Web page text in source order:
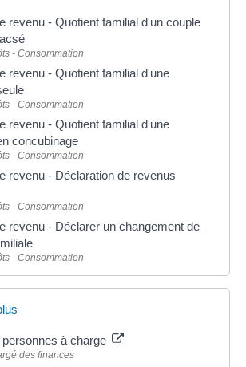
revenu - Quotient familial d'un couple
- Consommation
revenu - Quotient familial d'une
- Consommation
revenu - Quotient familial d'une
concubinage
- Consommation
revenu - Déclaration de revenus
- Consommation
revenu - Déclarer un changement de
- Consommation
à charge
des finances